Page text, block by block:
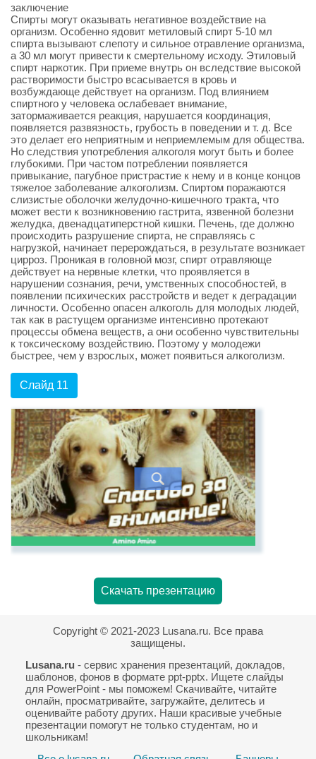
заключение
Спирты могут оказывать негативное воздействие на
организм. Особенно ядовит метиловый спирт 5-10 мл
спирта вызывают слепоту и сильное отравление организма,
а 30 мл могут привести к смертельному исходу. Этиловый
спирт наркотик. При приеме внутрь он вследствие высокой
растворимости быстро всасывается в кровь и
возбуждающе действует на организм. Под влиянием
спиртного у человека ослабевает внимание,
затормаживается реакция, нарушается координация,
появляется развязность, грубость в поведении и т. д. Все
это делает его неприятным и неприемлемым для общества.
Но следствия употребления алкоголя могут быть и более
глубокими. При частом потреблении появляется
привыкание, пагубное пристрастие к нему и в конце концов
тяжелое заболевание алкоголизм. Спиртом поражаются
слизистые оболочки желудочно-кишечного тракта, что
может вести к возникновению гастрита, язвенной болезни
желудка, двенадцатиперстной кишки. Печень, где должно
происходить разрушение спирта, не справляясь с
нагрузкой, начинает перерождаться, в результате возникает
цирроз. Проникая в головной мозг, спирт отравляюще
действует на нервные клетки, что проявляется в
нарушении сознания, речи, умственных способностей, в
появлении психических расстройств и ведет к деградации
личности. Особенно опасен алкоголь для молодых людей,
так как в растущем организме интенсивно протекают
процессы обмена веществ, а они особенно чувствительны
к токсическому воздействию. Поэтому у молодежи
быстрее, чем у взрослых, может появиться алкоголизм.
Слайд 11
Скачать презентацию
Copyright © 2021-2023 Lusana.ru. Все права
защищены.
Lusana.ru - сервис хранения презентаций, докладов,
шаблонов, фонов в формате ppt-pptx. Ищете слайды
для PowerPoint - мы поможем! Скачивайте, читайте
онлайн, просматривайте, загружайте, делитесь и
оценивайте работу других. Наши красивые учебные
презентации помогут не только студентам, но и
школьникам!